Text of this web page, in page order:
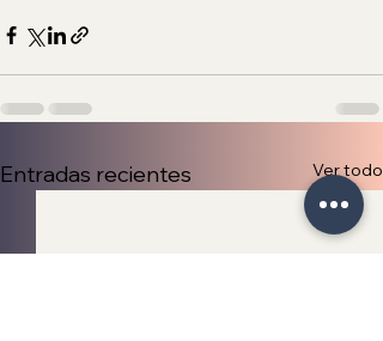
Entradas recientes Ver todo